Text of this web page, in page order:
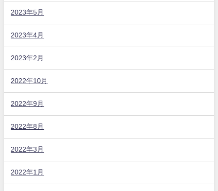
2023年5月
2023年4月
2023年2月
2022年10月
2022年9月
2022年8月
2022年3月
2022年1月